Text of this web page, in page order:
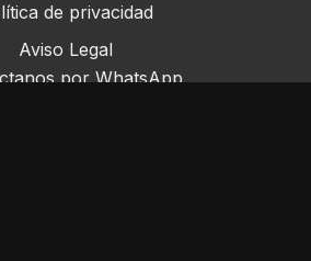
de privacidad
Aviso Legal
por WhatsApp